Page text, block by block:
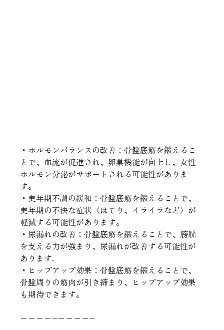
・ホルモンバランスの改善：骨盤底筋を鍛えるこ
とで、血流が促進され、卵巣機能が向上し、女性
ホルモン分泌がサポートされる可能性がありま
す。
・更年期不調の緩和：骨盤底筋を鍛えることで、
更年期の不快な症状（ほてり、イライラなど）が
軽減する可能性があります。
・尿漏れの改善：骨盤底筋を鍛えることで、膀胱
を支える力が強まり、尿漏れが改善する可能性が
あります.
・ヒップアップ効果：骨盤底筋を鍛えることで、
骨盤周りの筋肉が引き締まり、ヒップアップ効果
も期待できます。
−−−−–−−−−–